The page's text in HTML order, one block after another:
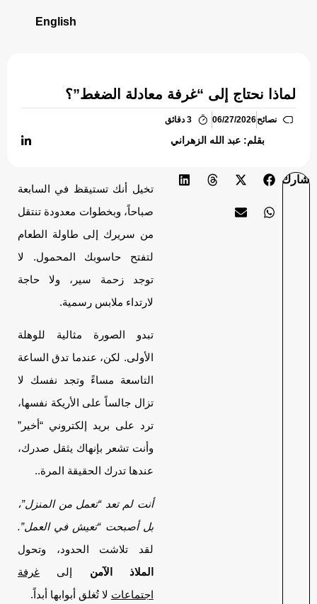
English
لماذا نحتاج إلى “غرفة معادلة الضغط”؟
نصائح06/27/2026 3 دقائق
بقلم: عبد الله الزهراني
شارك
تخيل أنك تستيقظ في السابعة
صباحاً، وبخطوات معدودة تنتقل
من سريرك إلى طاولة الطعام
لتفتح حاسوبك المحمول. لا
توجد زحمة سير، ولا حاجة
لارتداء ملابس رسمية.
تبدو الصورة مثالية للوهلة
الأولى. لكن، عندما تدق الساعة
التاسعة مساءً وتجد نفسك لا
تزال جالساً على الأريكة نفسها،
ترد على بريد إلكتروني “أخير”
وأنت تشعر بإنهاك يثقل صدرك،
عندها تدرك الحقيقة المرة..
أنت لم تعد “تعمل من المنزل”،
بل أصبحت “تعيش في العمل”.
لقد تلاشت الحدود، وتحول
الملاذ الآمن إلى غرفة
اجتماعات لا تُغلق أبوابها أبداً.